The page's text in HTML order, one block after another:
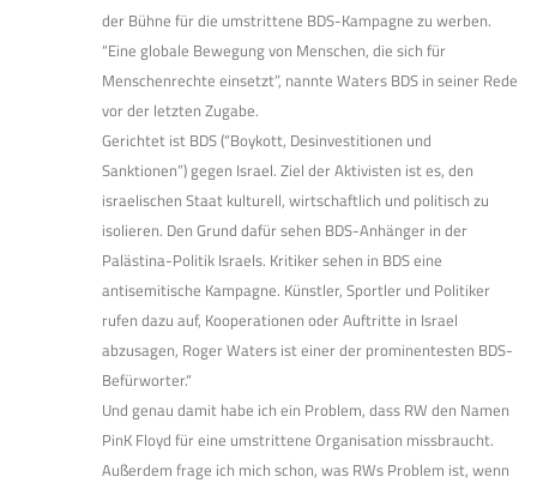
der Bühne für die umstrittene BDS-Kampagne zu werben.
“Eine globale Bewegung von Menschen, die sich für
Menschenrechte einsetzt”, nannte Waters BDS in seiner Rede
vor der letzten Zugabe.
Gerichtet ist BDS (“Boykott, Desinvestitionen und
Sanktionen”) gegen Israel. Ziel der Aktivisten ist es, den
israelischen Staat kulturell, wirtschaftlich und politisch zu
isolieren. Den Grund dafür sehen BDS-Anhänger in der
Palästina-Politik Israels. Kritiker sehen in BDS eine
antisemitische Kampagne. Künstler, Sportler und Politiker
rufen dazu auf, Kooperationen oder Auftritte in Israel
abzusagen, Roger Waters ist einer der prominentesten BDS-
Befürworter.“
Und genau damit habe ich ein Problem, dass RW den Namen
PinK Floyd für eine umstrittene Organisation missbraucht.
Außerdem frage ich mich schon, was RWs Problem ist, wenn